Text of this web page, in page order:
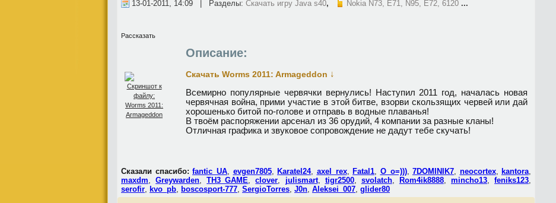
13-01-2011, 14:09 | Разделы: Скачать игру Java s40, Nokia N73, E71, N95, E72, 6120 ...
Рассказать
Описание:
Скачать Worms 2011: Armageddon ↓
Всемирно популярные червячки вернулись! Наступил 2011 год, началась новая
червячная война, прими участие в этой битве, взорви скользящих червей или дай
хорошенько битой по-голове и отправь в водные плаванья!
В твоём распоряжении арсенал из 36 орудий, 4 компании за разные кланы!
Отличная графика и звуковое сопровождение не дадут тебе скучать!
Сказали спасибо: fantic_UA, evgen7805, Karatel24, axel_rex, Fatal1, O_o=))), 7DOMINIK7, neocortex, kantora,
maxdm,Greywarden,TH3_GAME,clover, julismart, tigr2500, svolatch, Rom4ik8888, mincho13,feniks123,
serofir, kvo_pb, boscosport-777, SergioTorres, J0n, Aleksei_007, glider80